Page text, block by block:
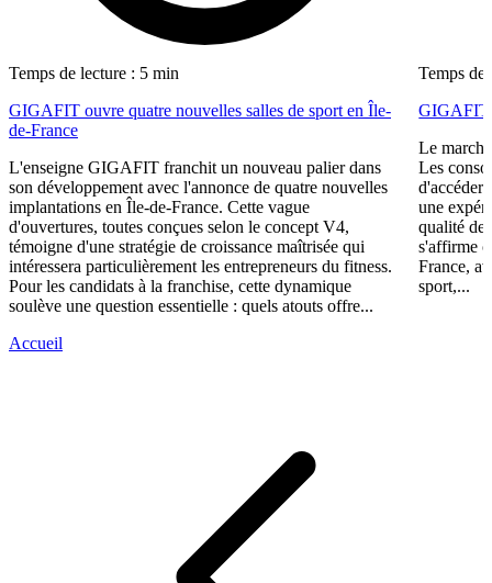
Temps de lecture : 5 min
GIGAFIT ouvre quatre nouvelles salles de sport en Île-
de-France
L'enseigne GIGAFIT franchit un nouveau palier dans
son développement avec l'annonce de quatre nouvelles
implantations en Île-de-France. Cette vague
d'ouvertures, toutes conçues selon le concept V4,
témoigne d'une stratégie de croissance maîtrisée qui
intéressera particulièrement les entrepreneurs du fitness.
Pour les candidats à la franchise, cette dynamique
soulève une question essentielle : quels atouts offre...
Temps de
GIGAFIT
Le
Les
d'accéder
une
qualité
s'affirme
France,
sport,...
Accueil